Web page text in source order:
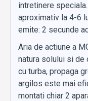
intretinere
aproximativ la 4-6
emite: 2 secunde
Aria de actiune a
natura solului si de
cu turba, propaga
argilos este mai
montati chiar 2